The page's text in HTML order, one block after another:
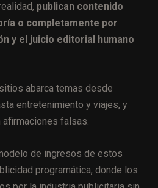
publican contenido
o completamente por
y el juicio editorial humano
abarca temas desde
entretenimiento y viajes, y
afirmaciones falsas.
de ingresos de estos
programática, donde los